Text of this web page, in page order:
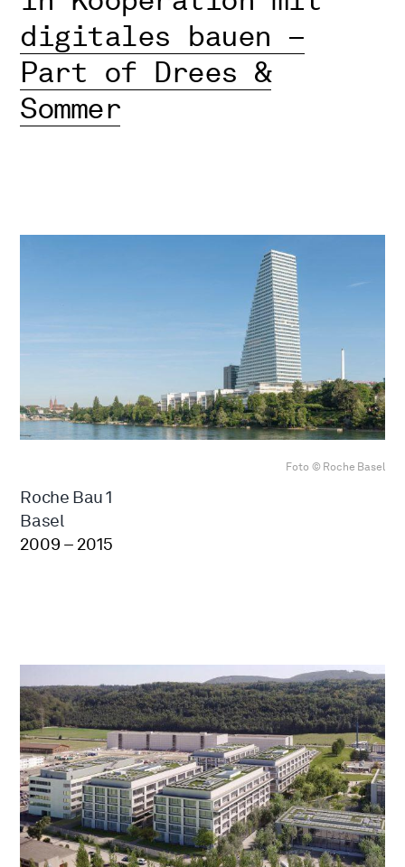
digitales bauen –
Part of Drees &
Sommer
Foto © Roche Basel
Roche Bau 1
Basel
2009 – 2015